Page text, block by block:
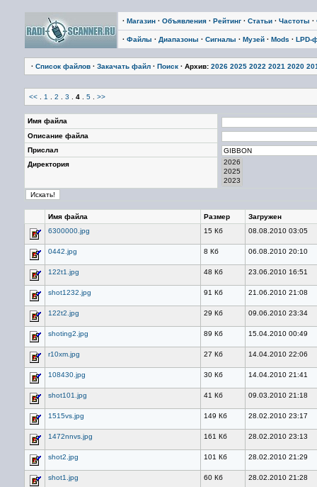
· Магазин · Объявления · Рейтинг · Статьи · Частоты ·
· Файлы · Диапазоны · Сигналы · Музей · Mods · LPD-
· Список файлов · Закачать файл · Поиск · Архив: 2026 2025 2022 2021 2020
<< 1 2 3 4 5 >>
Имя файла
Описание файла
Прислал
Директория
Имя файла Размер
Загружен
6300000.jpg
15 Кб 08.08.2010 03:05
0442.jpg 8 Кб 06.08.2010 20:10
122t1.jpg 48 Кб 23.06.2010 16:51
shot1232.jpg 91 Кб 21.06.2010 21:08
122t2.jpg 29 Кб 09.06.2010 23:34
shoting2.jpg 89 Кб 15.04.2010 00:49
r10xm.jpg 27 Кб 14.04.2010 22:06
108430.jpg 30 Кб 14.04.2010 21:41
shot101.jpg 41 Кб 09.03.2010 21:18
1515vs.jpg 149 Кб 28.02.2010 23:17
1472nnvs.jpg 161 Кб 28.02.2010 23:13
shot2.jpg 101 Кб 28.02.2010 21:29
shot1.jpg 60 Кб 28.02.2010 21:28